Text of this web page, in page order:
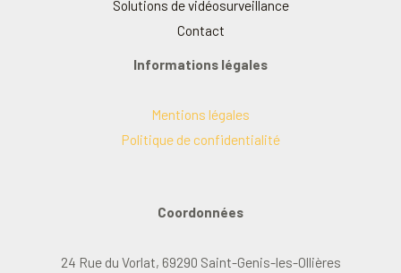
Solutions de vidéosurveillance
Contact
Informations légales
Mentions légales
Politique de confidentialité
Coordonnées
24 Rue du Vorlat, 69290 Saint-Genis-les-Ollières